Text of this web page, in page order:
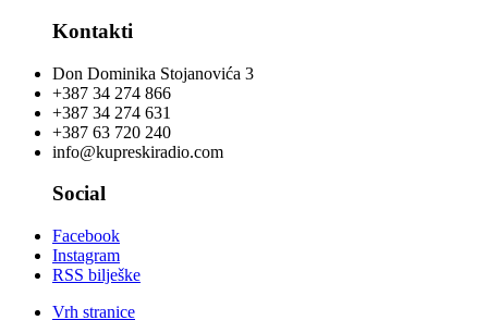
Kontakti
Don Dominika Stojanovića 3
+387 34 274 866
+387 34 274 631
+387 63 720 240
info@kupreskiradio.com
Social
Facebook
Instagram
RSS bilješke
Vrh stranice